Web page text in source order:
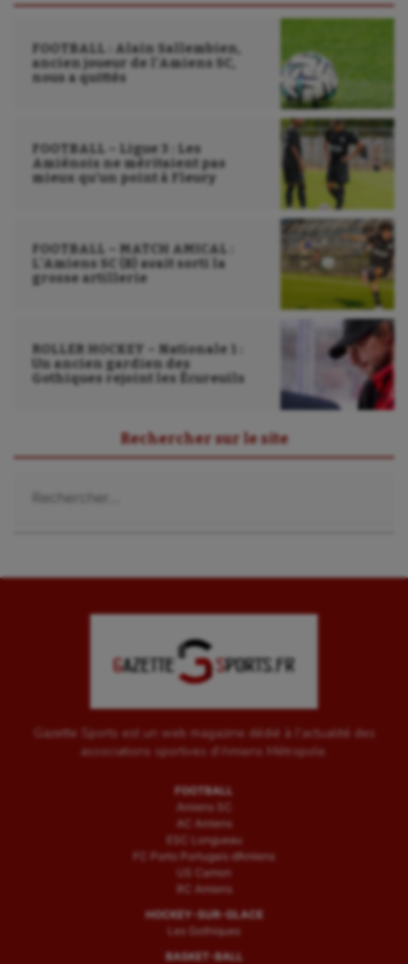
FOOTBALL : Alain Sallembien,
ancien joueur de l’Amiens SC,
nous a quittés
FOOTBALL – Ligue 3 : Les
Amiénois ne méritaient pas
mieux qu’un point à Fleury
FOOTBALL – MATCH AMICAL :
L’Amiens SC (B) avait sorti la
grosse artillerie
ROLLER HOCKEY – Nationale 1 :
Un ancien gardien des
Gothiques rejoint les Écureuils
Rechercher sur le site
Gazette Sports est un web magazine dédié à l'actualité des
associations sportives d'Amiens Métropole.
FOOTBALL
Amiens SC
AC Amiens
ESC Longueau
FC Porto Portugais d’Amiens
US Camon
RC Amiens
HOCKEY-SUR-GLACE
Les Gothiques
BASKET-BALL